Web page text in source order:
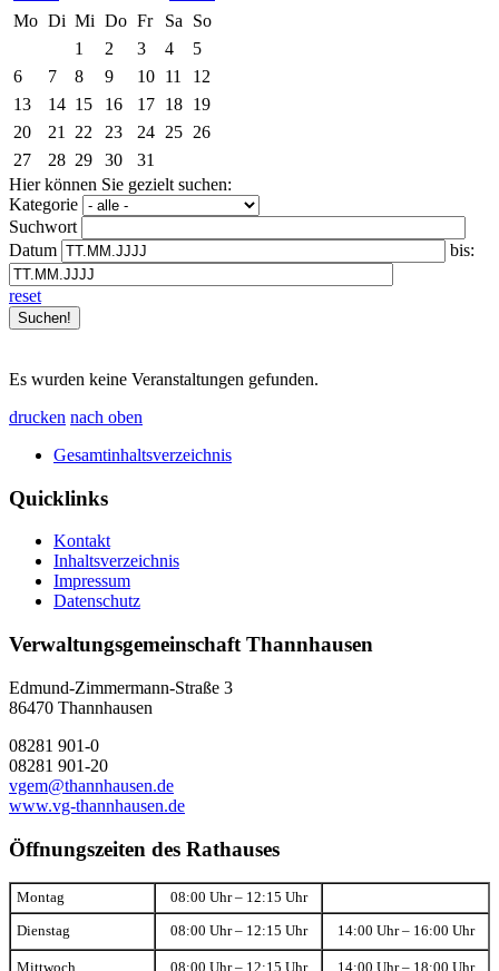
Mo Di Mi Do Fr Sa
So
1
2 3 4
5
6
7 8 9 10 11
12
13
14 15 16 17 18 19
20
21 22 23 24 25 26
27
28 29 30
31
Hier können Sie gezielt suchen:
Kategorie
Suchwort
Datum
bis:
reset
Es wurden keine Veranstaltungen gefunden.
drucken nach oben
Gesamtinhaltsverzeichnis
Quicklinks
Kontakt
Inhaltsverzeichnis
Impressum
Datenschutz
Verwaltungsgemeinschaft Thannhausen
Edmund-Zimmermann-Straße 3
86470 Thannhausen
08281 901-0
08281 901-20
vgem@thannhausen.de
www.vg-thannhausen.de
Öffnungszeiten des Rathauses
Montag 08:00 Uhr – 12:15 Uhr
Dienstag 08:00 Uhr – 12:15 Uhr 14:00 Uhr – 16:00 Uhr